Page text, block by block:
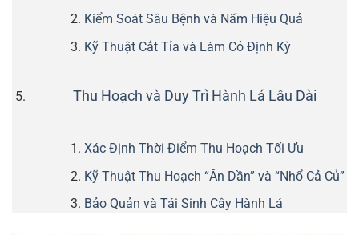
Kiểm Soát Sâu Bệnh và Nấm Hiệu Quả
Kỹ Thuật Cắt Tỉa và Làm Cỏ Định Kỳ
Thu Hoạch và Duy Trì Hành Lá Lâu Dài
Xác Định Thời Điểm Thu Hoạch Tối Ưu
Kỹ Thuật Thu Hoạch “Ăn Dần” và “Nhổ Cả Củ”
Bảo Quản và Tái Sinh Cây Hành Lá